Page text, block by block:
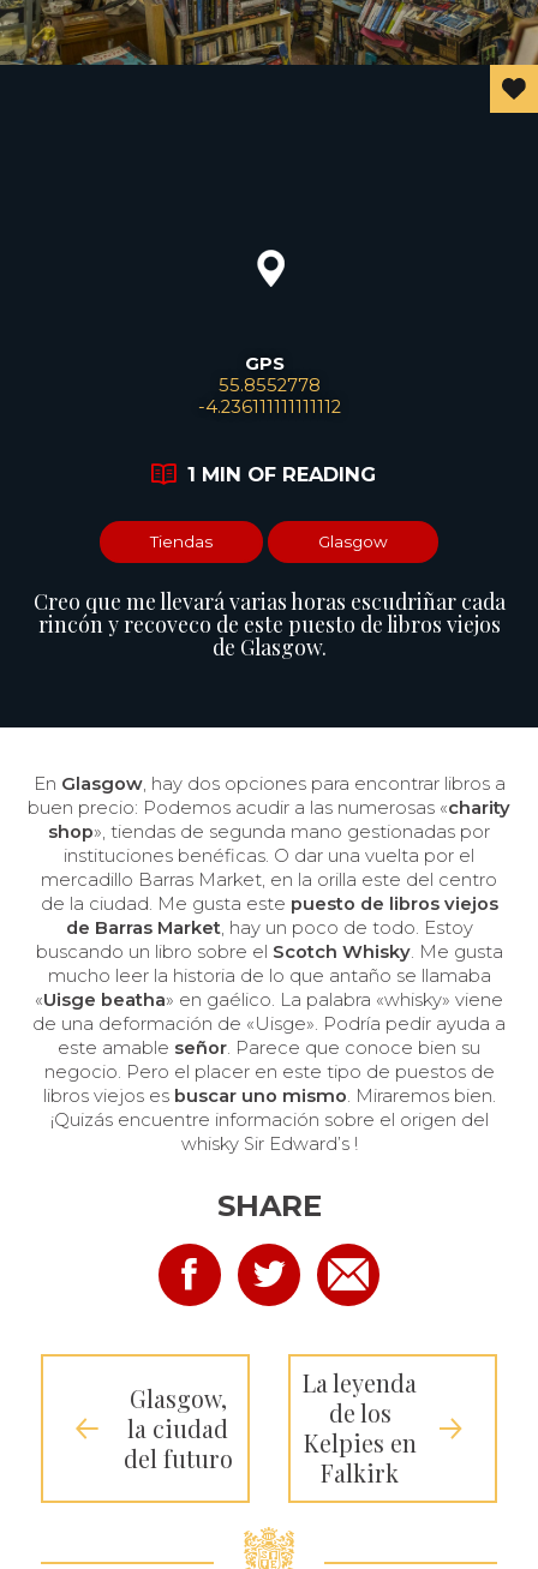
GPS
55.8552778
-4.236111111111112
1 MIN OF READING
Tiendas Glasgow
Creo que me llevará varias horas escudriñar cada
rincón y recoveco de este puesto de libros viejos
de Glasgow.
En Glasgow, hay dos opciones para encontrar libros a
buen precio: Podemos acudir a las numerosas «charity
shop», tiendas de segunda mano gestionadas por
instituciones benéficas. O dar una vuelta por el
mercadillo Barras Market, en la orilla este del centro
de la ciudad. Me gusta este puesto de libros viejos
de Barras Market, hay un poco de todo. Estoy
buscando un libro sobre el Scotch Whisky. Me gusta
mucho leer la historia de lo que antaño se llamaba
«Uisge beatha» en gaélico. La palabra «whisky» viene
de una deformación de «Uisge». Podría pedir ayuda a
este amable señor. Parece que conoce bien su
negocio. Pero el placer en este tipo de puestos de
libros viejos es buscar uno mismo. Miraremos bien.
¡Quizás encuentre información sobre el origen del
whisky Sir Edward’s !
Glasgow,
la ciudad
del futuro
La leyenda
de los
Kelpies en
Falkirk
SHARE